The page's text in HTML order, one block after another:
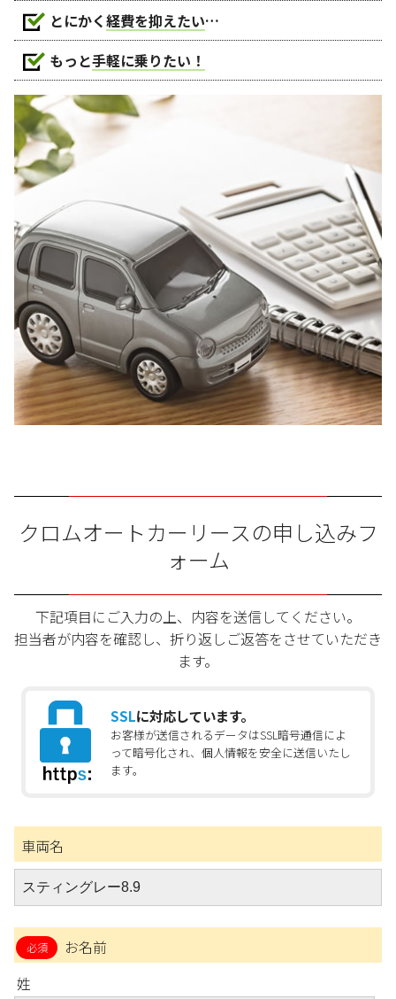
とにかく経費を抑えたい…
もっと手軽に乗りたい！
クロムオートカーリースの申し込みフ
ォーム
下記項目にご入力の上、内容を送信してください。
担当者が内容を確認し、折り返しご返答をさせていただき
ます。
SSLに対応しています。
お客様が送信されるデータはSSL暗号通信によ
って暗号化され、個人情報を安全に送信いたし
ます。
車両名
お名前
姓